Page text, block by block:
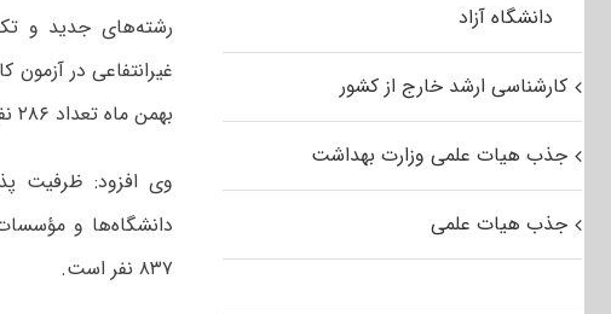
رشته‌های جدید و
بهمن ماه تعداد ۲۸۶ نفر در این مرحله انتخاب رشته کرده اند.
وی افزود: ظرفیت‌
۸۳۷ نفر است.
دانشگاه آزاد
کارشناسی ارشد خارج از کشور
جذب هیات علمی وزارت بهداشت
جذب هیات علمی